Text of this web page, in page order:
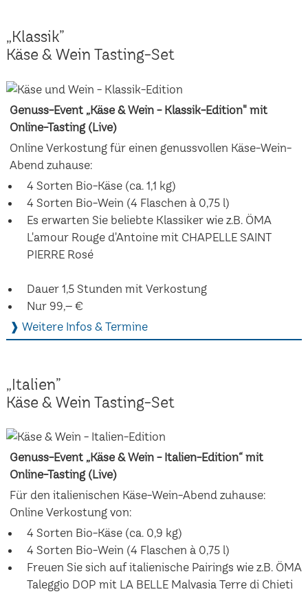
„Klassik”
Käse & Wein Tasting-Set
Genuss-Event „Käse & Wein - Klassik-Edition" mit
Online-Tasting (Live)
Online Verkostung für einen genussvollen Käse-Wein-
Abend zuhause:
4 Sorten Bio-Käse (ca. 1,1 kg)
4 Sorten Bio-Wein (4 Flaschen à 0,75 l)
Es erwarten Sie beliebte Klassiker wie z.B. ÖMA
L'amour Rouge d'Antoine mit CHAPELLE SAINT
PIERRE Rosé
Dauer 1,5 Stunden mit Verkostung
Nur 99,– €
❱ Weitere Infos & Termine
„Italien”
Käse & Wein Tasting-Set
Genuss-Event „Käse & Wein - Italien-Edition“ mit
Online-Tasting (Live)
Für den italienischen Käse-Wein-Abend zuhause:
Online Verkostung von:
4 Sorten Bio-Käse (ca. 0,9 kg)
4 Sorten Bio-Wein (4 Flaschen à 0,75 l)
Freuen Sie sich auf italienische Pairings wie z.B. ÖMA
Taleggio DOP mit LA BELLE Malvasia Terre di Chieti